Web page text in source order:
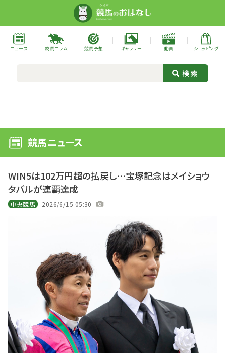
ニュース 競馬コラム 競馬予想 ギャラリー 動画 ショッピング
競馬ニュース
WIN5は102万円超の払戻し…宝塚記念はメイショウ
タバルが連覇達成
中央競馬 2026/6/15 05:30